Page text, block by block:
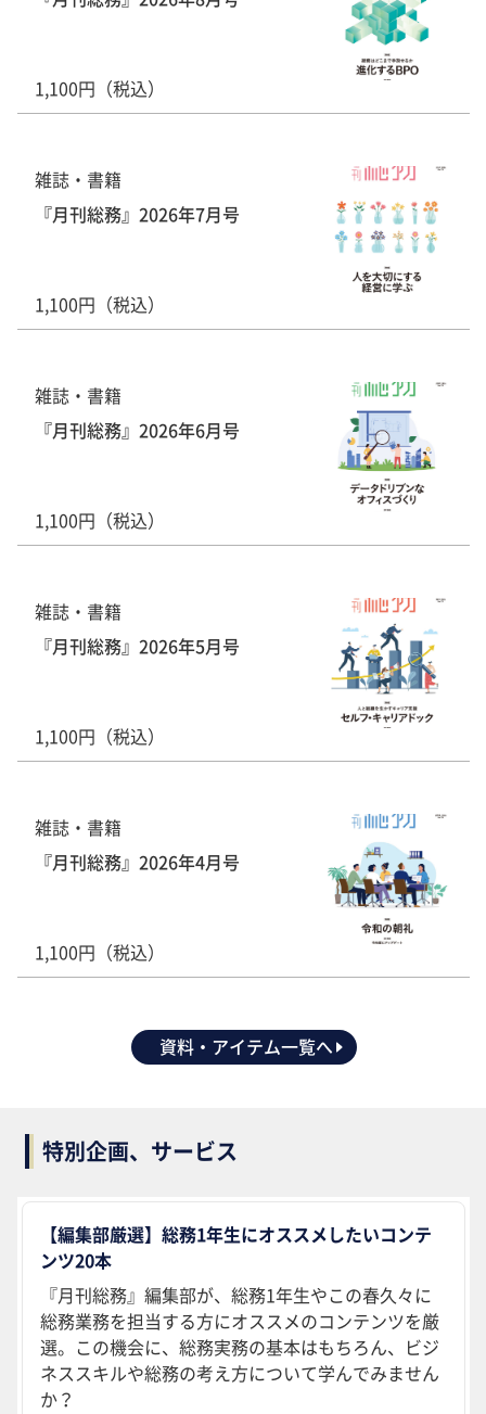
1,100円（税込）
雑誌・書籍
『月刊総務』2026年7月号
1,100円（税込）
雑誌・書籍
『月刊総務』2026年6月号
1,100円（税込）
雑誌・書籍
『月刊総務』2026年5月号
1,100円（税込）
雑誌・書籍
『月刊総務』2026年4月号
1,100円（税込）
資料・アイテム一覧へ
特別企画、サービス
【編集部厳選】総務1年生にオススメしたいコンテ
ンツ20本
『月刊総務』編集部が、総務1年生やこの春久々に
総務業務を担当する方にオススメのコンテンツを厳
選。この機会に、総務実務の基本はもちろん、ビジ
ネススキルや総務の考え方について学んでみません
か？